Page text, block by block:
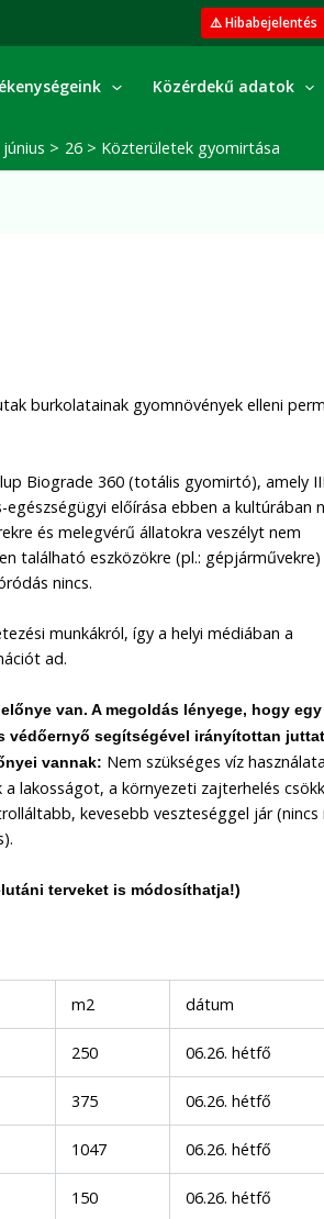
⚠️ Hibabejelentés
Közérdekű adatok
június 26 Közterületek gyomirtása
burkolatainak gyomnövények elleni
Biograde 360 (totális gyomirtó), amely
előírása ebben a kultúrában
és melegvérű állatokra veszélyt nem
található eszközökre (pl.:
nincs.
munkákról, így a helyi médiában a
ad.
van. A megoldás lényege, hogy
védőernyő segítségével irányítottan
vannak: Nem szükséges víz
lakosságot, a környezeti zajterhelés
kevesebb veszteséggel jár (nincs
terveket is módosíthatja!)
m2 dátum
250 06.26. hétfő
375 06.26. hétfő
1047 06.26. hétfő
150 06.26. hétfő